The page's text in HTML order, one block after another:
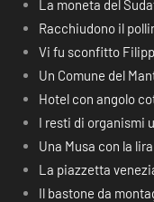
La moneta del
Racchiudono il
Vi fu sconfitto
Un Comune del
Hotel con angolo
I resti di organismi
Una Musa con la lira
La piazzetta
Il bastone da